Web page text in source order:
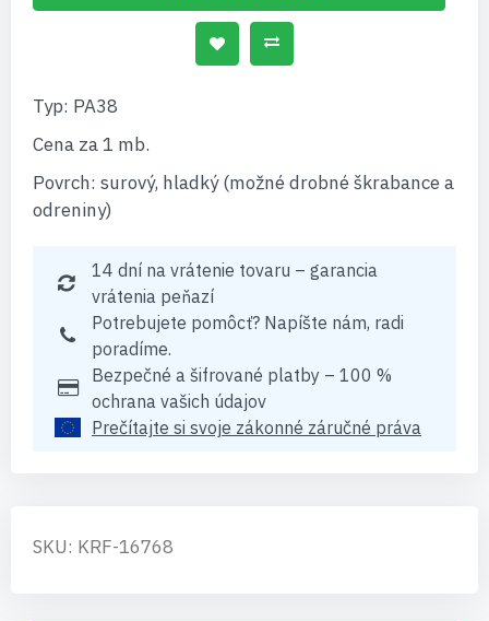
Typ: PA38
Cena za 1 mb.
Povrch: surový, hladký (možné drobné škrabance a
odreniny)
14 dní na vrátenie tovaru – garancia
vrátenia peňazí
Potrebujete pomôcť? Napíšte nám, radi
poradíme.
Bezpečné a šifrované platby – 100 %
ochrana vašich údajov
Prečítajte si svoje zákonné záručné práva
SKU: KRF-16768